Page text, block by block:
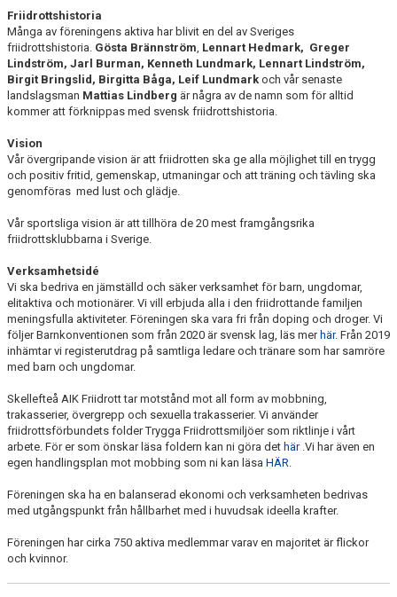
Friidrottshistoria
Många av föreningens aktiva har blivit en del av Sveriges
friidrottshistoria. Gösta Brännström, Lennart Hedmark, Greger
Lindström, Jarl Burman, Kenneth Lundmark, Lennart Lindström,
Birgit Bringslid, Birgitta Båga, Leif Lundmark och vår senaste
landslagsman Mattias Lindberg är några av de namn som för alltid
kommer att förknippas med svensk friidrottshistoria.
Vision
Vår övergripande vision är att friidrotten ska ge alla möjlighet till en trygg
och positiv fritid, gemenskap, utmaningar och att träning och tävling ska
genomföras med lust och glädje.
Vår sportsliga vision är att tillhöra de 20 mest framgångsrika
friidrottsklubbarna i Sverige.
Verksamhetsidé
Vi ska bedriva en jämställd och säker verksamhet för barn, ungdomar,
elitaktiva och motionärer. Vi vill erbjuda alla i den friidrottande familjen
meningsfulla aktiviteter. Föreningen ska vara fri från doping och droger. Vi
följer Barnkonventionen som från 2020 är svensk lag, läs mer här. Från 2019
inhämtar vi registerutdrag på samtliga ledare och tränare som har samröre
med barn och ungdomar.
Skellefteå AIK Friidrott tar motstånd mot all form av mobbning,
trakasserier, övergrepp och sexuella trakasserier. Vi använder
friidrottsförbundets folder Trygga Friidrottsmiljöer som riktlinje i vårt
arbete. För er som önskar läsa foldern kan ni göra det här.Vi har även en
egen handlingsplan mot mobbing som ni kan läsa HÄR.
Föreningen ska ha en balanserad ekonomi och verksamheten bedrivas
med utgångspunkt från hållbarhet med i huvudsak ideella krafter.
Föreningen har cirka 750 aktiva medlemmar varav en majoritet är flickor
och kvinnor.